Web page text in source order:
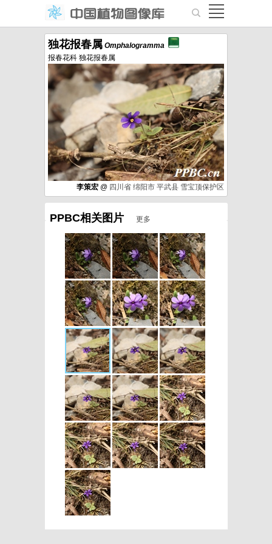
独花报春属 Omphalogramma
报春花科 独花报春属
李策宏 @ 四川省 绵阳市 平武县 雪宝顶保护区
PPBC相关图片 更多